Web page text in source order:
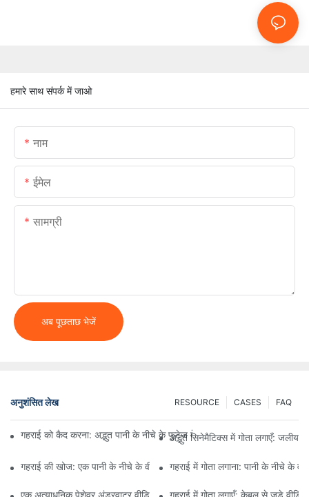
हमारे साथ संपर्क में जाओ
नाम
ईमेल
सामग्री
अब पूछताछ भेजें
अनुशंसित लेख FAQ
CASES
RESOURCE
गहराई को कैद करना: अद्भुत पानी के नीचे के फुटेज के लिए सर्वश्रेष्ठ पानी के नीचे के
अद्भुत सिनेमैटिक्स में गोता लगाएँ: जलीय
गहराई की खोज: एक पानी के नीचे के वीडियो कैमरे के माध्यम से अद्भुत चीजों का
गहराई में गोता लगाना: पानी के नीचे के